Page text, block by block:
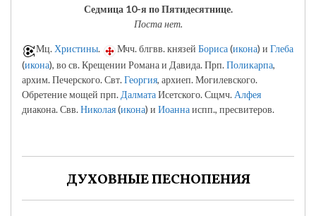
Седмица 10-я по Пятидесятнице.
Поста нет.
Мц. Христины. Мчч. блгвв. князей Бориса(икона) и Глеба
(икона), во св. Крещении Романа и Давида. Прп.Поликарпа,
архим. Печерского. Свт.Георгия, архиеп. Могилевского.
Обретение мощей прп.ДалматаИсетского. Сщмч.Алфея
диакона. Свв.Николая(икона) и Иоаннаиспп., пресвитеров.
ДУХОВНЫЕ ПЕСНОПЕНИЯ